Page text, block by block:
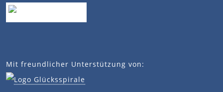
Mit freundlicher Unterstützung von: